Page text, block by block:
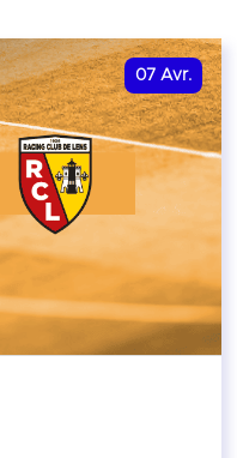
07 Avr.